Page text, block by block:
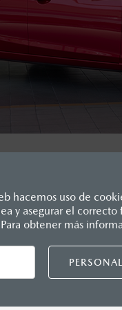
hacemos uso de
y asegurar el
obtener más
Servicios Servicios y
y especificaciones
gastos administrativos.
sin aviso previo al